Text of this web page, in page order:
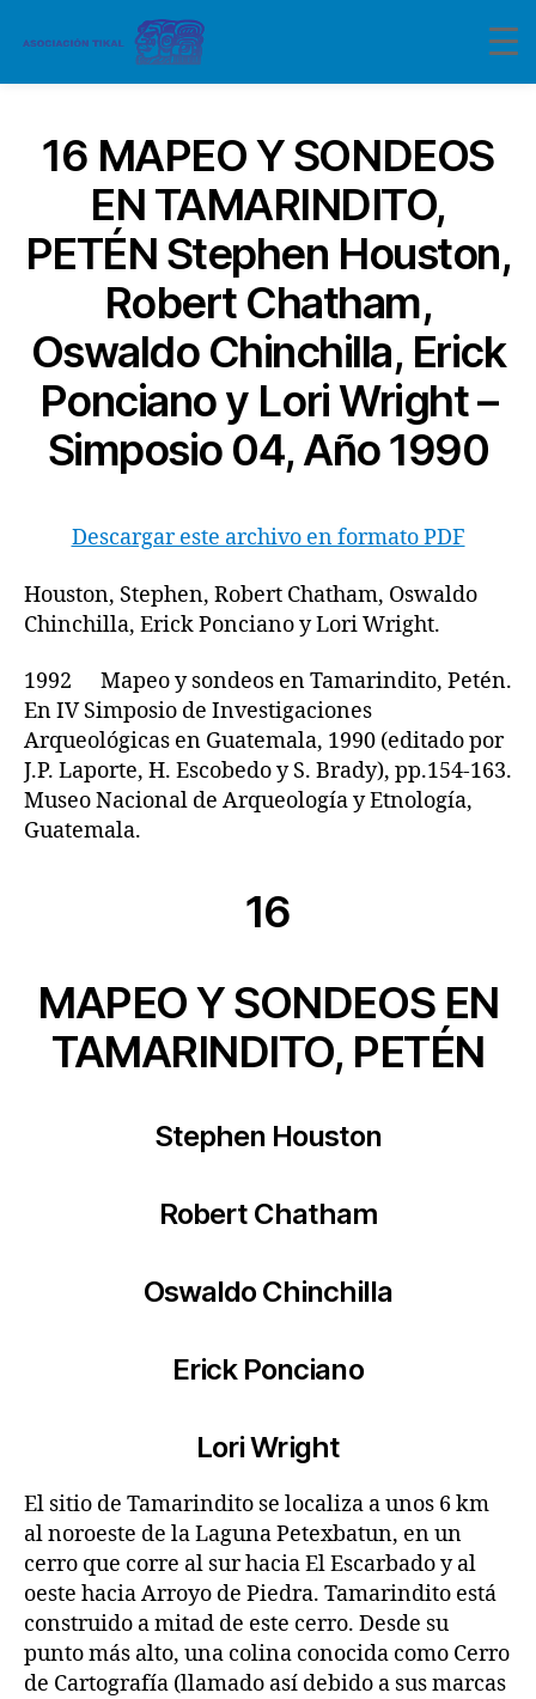
16 MAPEO Y SONDEOS
EN TAMARINDITO,
PETÉN Stephen Houston,
Robert Chatham,
Oswaldo Chinchilla, Erick
Ponciano y Lori Wright –
Simposio 04, Año 1990
Descargar este archivo en formato PDF
Houston, Stephen, Robert Chatham, Oswaldo
Chinchilla, Erick Ponciano y Lori Wright.
1992 Mapeo y sondeos en Tamarindito, Petén.
En IV Simposio de Investigaciones
Arqueológicas en Guatemala, 1990 (editado por
J.P. Laporte, H. Escobedo y S. Brady), pp.154-163.
Museo Nacional de Arqueología y Etnología,
Guatemala.
16
MAPEO Y SONDEOS EN
TAMARINDITO, PETÉN
Stephen Houston
Robert Chatham
Oswaldo Chinchilla
Erick Ponciano
Lori Wright
El sitio de Tamarindito se localiza a unos 6 km
al noroeste de la Laguna Petexbatun, en un
cerro que corre al sur hacia El Escarbado y al
oeste hacia Arroyo de Piedra. Tamarindito está
construido a mitad de este cerro. Desde su
punto más alto, una colina conocida como Cerro
de Cartografía (llamado así debido a sus marcas